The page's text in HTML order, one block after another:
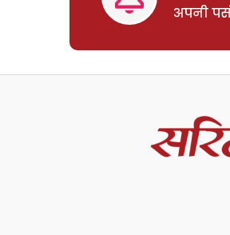
अपनी